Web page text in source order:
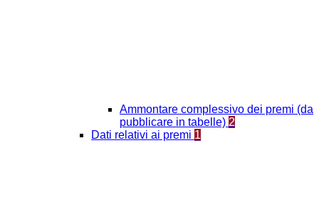
Ammontare complessivo dei premi (da
pubblicare in tabelle) 2
Dati relativi ai premi 1